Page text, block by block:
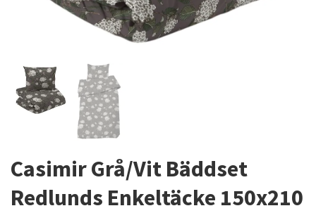
Casimir Grå/Vit Bäddset
Redlunds Enkeltäcke 150x210